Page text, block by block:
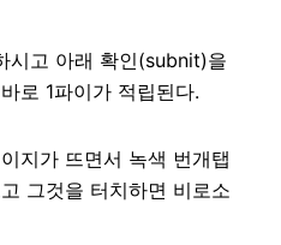
시고 아래 확인(subnit)을
로 1파이가 적립된다.
지가 뜨면서 녹색 번개탭
그것을 터치하면 비로소